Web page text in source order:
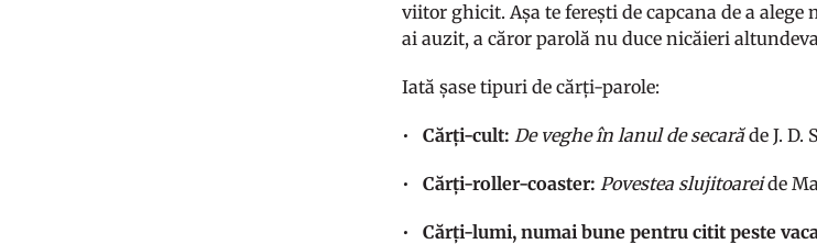
viitor ghicit. Așa te ferești de capcana de a alege
ai auzit, a căror parolă nu duce nicăieri
Iată șase tipuri de cărți-parole:
•Cărți-cult: De veghe în lanul de secarăde J. D.
•Cărți-roller-coaster: Povestea slujitoareide
•Cărți-lumi, numai bune pentru citit peste